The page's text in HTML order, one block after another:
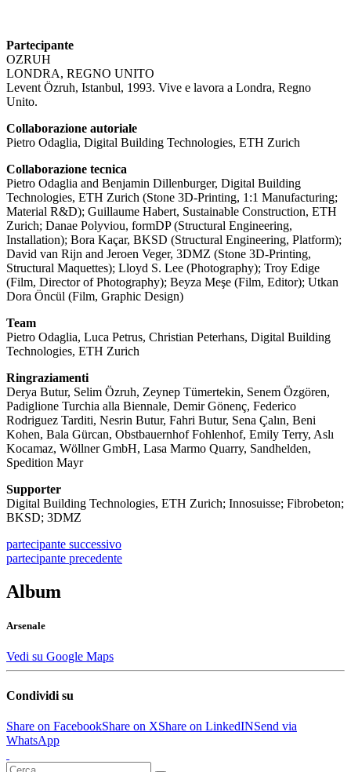
Partecipante
OZRUH
LONDRA, REGNO UNITO
Levent Özruh, Istanbul, 1993. Vive e lavora a Londra, Regno
Unito.
Collaborazione autoriale
Pietro Odaglia, Digital Building Technologies, ETH Zurich
Collaborazione tecnica
Pietro Odaglia and Benjamin Dillenburger, Digital Building
Technologies, ETH Zurich (Stone 3D-Printing, 1:1 Manufacturing;
Material R&D); Guillaume Habert, Sustainable Construction, ETH
Zurich; Danae Polyviou, formDP (Structural Engineering,
Installation); Bora Kaçar, BKSD (Structural Engineering, Platform);
David van Rijn and Jeroen Veger, 3DMZ (Stone 3D-Printing,
Structural Maquettes); Lloyd S. Lee (Photography); Troy Edige
(Film, Director of Photography); Beyza Meşe (Film, Editor); Utkan
Dora Öncül (Film, Graphic Design)
Team
Pietro Odaglia, Luca Petrus, Christian Peterhans, Digital Building
Technologies, ETH Zurich
Ringraziamenti
Derya Butur, Selim Özruh, Zeynep Tümertekin, Senem Özgören,
Padiglione Turchia alla Biennale, Demir Gönenç, Federico
Rodriguez Tarditi, Nesrin Butur, Fahri Butur, Sena Çalın, Beni
Kohen, Bala Gürcan, Obstbauernhof Fohlenhof, Emily Terry, Aslı
Kocamaz, Wöllner GmbH, Lasa Marmo Quarry, Sandhelden,
Spedition Mayr
Supporter
Digital Building Technologies, ETH Zurich; Innosuisse; Fibrobeton;
BKSD; 3DMZ
partecipante successivo
partecipante precedente
Album
Arsenale
Vedi su Google Maps
Condividi su
Share on FacebookShare on XShare on LinkedINSend via
WhatsApp